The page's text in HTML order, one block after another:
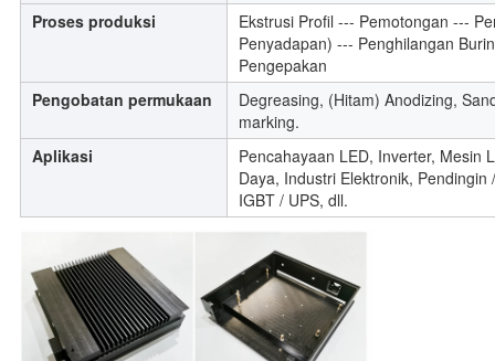
Proses produksi
Ekstrusi Profil --- Pemotongan ---
Penyadapan) --- Penghilangan
Pengepakan
Pengobatan permukaan
Degreasing, (Hitam) Anodizing,
marking.
Aplikasi
Pencahayaan LED, Inverter, Mesin
Daya, Industri Elektronik,
IGBT / UPS, dll.